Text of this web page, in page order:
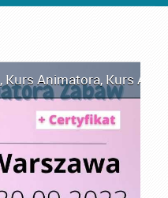
, Kurs Animatora, Kurs